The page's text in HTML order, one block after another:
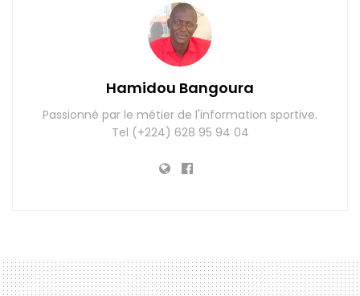
Hamidou Bangoura
Passionné par le métier de l'information sportive.
Tel (+224) 628 95 94 04